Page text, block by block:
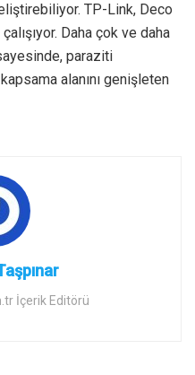
TP-Link, Deco
Daha çok ve daha
paraziti
alanını genişleten
İçerik Editörü